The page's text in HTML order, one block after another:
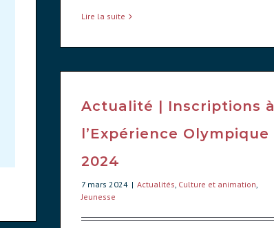
Lire la suite
Actualité | Inscriptions à
l’Expérience Olympique
2024
7 mars 2024 | Actualités, Culture et animation,
Jeunesse